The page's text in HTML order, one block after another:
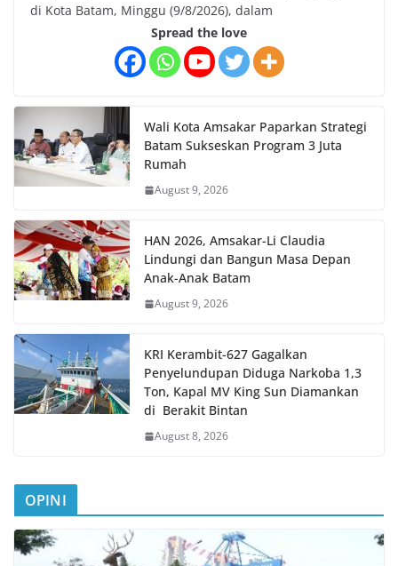
di Kota Batam, Minggu (9/8/2026), dalam
Spread the love
Wali Kota Amsakar Paparkan Strategi
Batam Sukseskan Program 3 Juta
Rumah
August 9, 2026
HAN 2026, Amsakar-Li Claudia
Lindungi dan Bangun Masa Depan
Anak-Anak Batam
August 9, 2026
KRI Kerambit-627 Gagalkan
Penyelundupan Diduga Narkoba 1,3
Ton, Kapal MV King Sun Diamankan
di Berakit Bintan
August 8, 2026
OPINI